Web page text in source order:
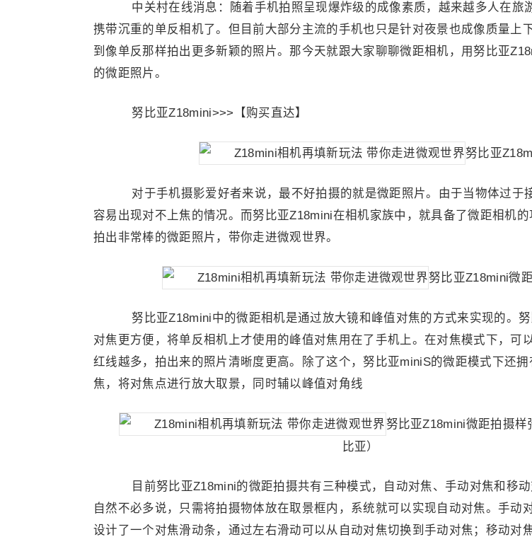
中关村在线消息：随着手机拍照呈现爆炸级的成像素质，越来越多人在旅
携带沉重的单反相机了。但目前大部分主流的手机也只是针对夜景也成像质量上
到像单反那样拍出更多新颖的照片。那今天就跟大家聊聊微距相机，用努比亚
的微距照片。
努比亚Z18mini>>>【购买直达】
努比亚
对于手机摄影爱好者来说，最不好拍摄的就是微距照片。由于当物体过于
容易出现对不上焦的情况。而努比亚Z18mini在相机家族中，就具备了微距相机
拍出非常棒的微距照片，带你走进微观世界。
努比亚Z18mini微
努比亚Z18mini中的微距相机是通过放大镜和峰值对焦的方式来实现的。
对焦更方便，将单反相机上才使用的峰值对焦用在了手机上。在对焦模式下，可
红线越多，拍出来的照片清晰度更高。除了这个，努比亚miniS的微距模式下还
焦，将对焦点进行放大取景，同时辅以峰值对角线
努比亚Z18mini微距拍摄样
比亚）
目前努比亚Z18mini的微距拍摄共有三种模式，自动对焦、手动对焦和移
自然不必多说，只需将拍摄物体放在取景框内，系统就可以实现自动对焦。手动
设计了一个对焦滑动条，通过左右滑动可以从自动对焦切换到手动对焦；移动对